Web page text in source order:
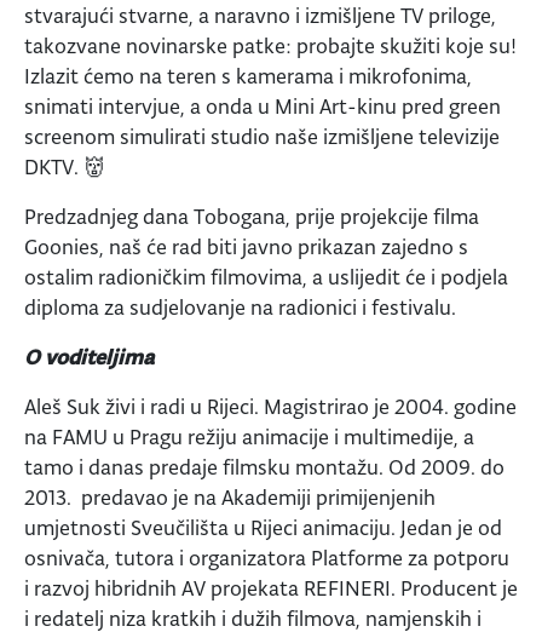
stvarajući stvarne, a naravno i izmišljene TV priloge,
takozvane novinarske patke: probajte skužiti koje su!
Izlazit ćemo na teren s kamerama i mikrofonima,
snimati intervjue, a onda u Mini Art-kinu pred green
screenom simulirati studio naše izmišljene televizije
DKTV. 👹
Predzadnjeg dana Tobogana, prije projekcije filma
Goonies, naš će rad biti javno prikazan zajedno s
ostalim radioničkim filmovima, a uslijedit će i podjela
diploma za sudjelovanje na radionici i festivalu.
O voditeljima
Aleš Suk živi i radi u Rijeci. Magistrirao je 2004. godine
na FAMU u Pragu režiju animacije i multimedije, a
tamo i danas predaje filmsku montažu. Od 2009. do
2013. predavao je na Akademiji primijenjenih
umjetnosti Sveučilišta u Rijeci animaciju. Jedan je od
osnivača, tutora i organizatora Platforme za potporu
i razvoj hibridnih AV projekata REFINERI. Producent je
i redatelj niza kratkih i dužih filmova, namjenskih i